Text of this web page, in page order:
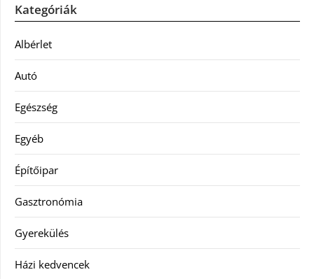
Kategóriák
Albérlet
Autó
Egészség
Egyéb
Építőipar
Gasztronómia
Gyerekülés
Házi kedvencek